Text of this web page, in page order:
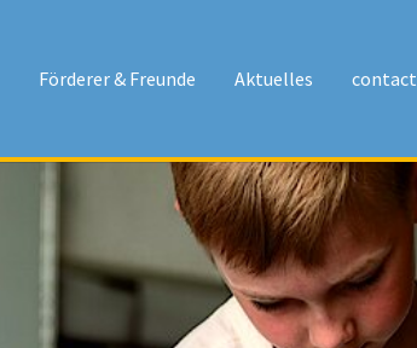
Förderer & Freunde Aktuelles contact